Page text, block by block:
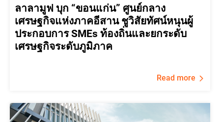
ลาลามูฟ บุก “ขอนแก่น” ศูนย์กลาง
เศรษฐกิจแห่งภาคอีสาน ชูวิสัยทัศน์หนุนผู้
ประกอบการ SMEs ท้องถิ่นและยกระดับ
เศรษฐกิจระดับภูมิภาค
Read more